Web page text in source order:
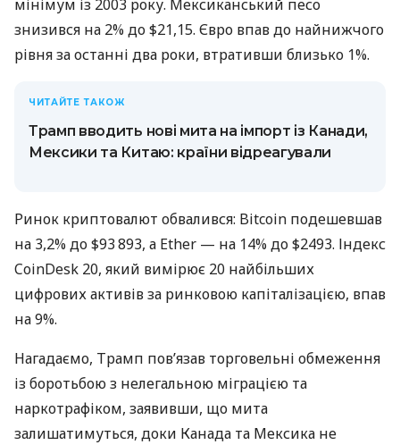
мінімум із 2003 року. Мексиканський песо
знизився на 2% до $21,15. Євро впав до найнижчого
рівня за останні два роки, втративши близько 1%.
ЧИТАЙТЕ ТАКОЖ
Трамп вводить нові мита на імпорт із Канади,
Мексики та Китаю: країни відреагували
Ринок криптовалют обвалився: Bitcoin подешевшав
на 3,2% до $93 893, а Ether — на 14% до $2493. Індекс
CoinDesk 20, який вимірює 20 найбільших
цифрових активів за ринковою капіталізацією, впав
на 9%.
Нагадаємо, Трамп пов’язав торговельні обмеження
із боротьбою з нелегальною міграцією та
наркотрафіком, заявивши, що мита
залишатимуться, доки Канада та Мексика не